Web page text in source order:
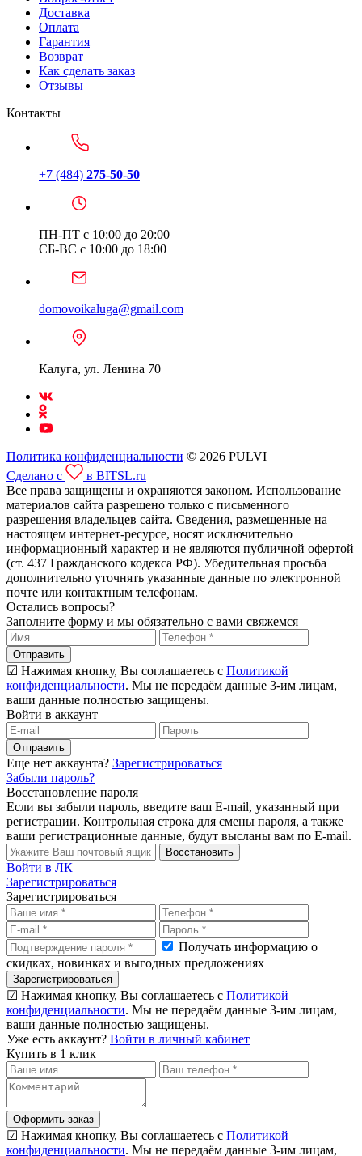
Доставка
Оплата
Гарантия
Возврат
Как сделать заказ
Отзывы
Контакты
+7 (484) 275-50-50
ПН-ПТ с 10:00 до 20:00
СБ-ВС с 10:00 до 18:00
domovoikaluga@gmail.com
Калуга, ул. Ленина 70
Политика конфиденциальности © 2026 PULVI
Сделано с
в BITSL.ru
Все права защищены и охраняются законом. Использование
материалов сайта разрешено только с письменного
разрешения владельцев сайта. Сведения, размещенные на
настоящем интернет-ресурсе, носят исключительно
информационный характер и не являются публичной офертой
(ст. 437 Гражданского кодекса РФ). Убедительная просьба
дополнительно уточнять указанные данные по электронной
почте или контактным телефонам.
Остались вопросы?
Заполните форму и мы обязательно с вами свяжемся
Отправить
☑ Нажимая кнопку, Вы соглашаетесь с Политикой
конфиденциальности. Мы не передаём данные 3-им лицам,
ваши данные полностью защищены.
Войти в аккаунт
Отправить
Еще нет аккаунта? Зарегистрироваться
Забыли пароль?
Восстановление пароля
Если вы забыли пароль, введите ваш E-mail, указанный при
регистрации. Контрольная строка для смены пароля, а также
ваши регистрационные данные, будут высланы вам по E-mail.
Восстановить
Войти в ЛК
Зарегистрироваться
Зарегистрироваться
Получать информацию о
скидках, новинках и выгодных предложениях
Зарегистрироваться
☑ Нажимая кнопку, Вы соглашаетесь с Политикой
конфиденциальности. Мы не передаём данные 3-им лицам,
ваши данные полностью защищены.
Уже есть аккаунт? Войти в личный кабинет
Купить в 1 клик
Оформить заказ
☑ Нажимая кнопку, Вы соглашаетесь с Политикой
конфиденциальности. Мы не передаём данные 3-им лицам,